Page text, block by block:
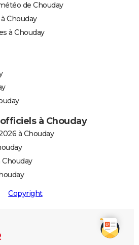
de Chouday
Chouday
à Chouday
à Chouday
à Chouday
Copyright